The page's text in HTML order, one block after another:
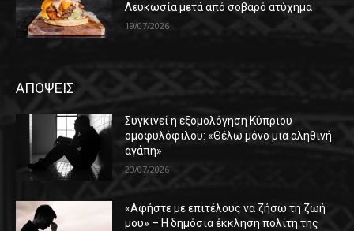
Λευκωσία μετά από σοβαρό ατύχημα
19/07/2026
ΑΠΟΨΕΙΣ
Συγκινεί η εξομολόγηση Κύπριου
ομοφυλόφιλου: «Θέλω μόνο μια αληθινή
αγάπη»
20/07/2026
«Αφήστε με επιτέλους να ζήσω τη ζωή
μου» – Η δημόσια έκκληση πολίτη της